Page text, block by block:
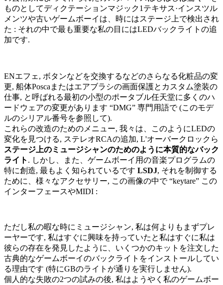
ものとしてディクテーションマジック1テキサス·インスツル
メンツや古いゲームボーイは、時にはステージ上で検出され
た : それの中で最も重要な私の目にはLEDバックライトの追
加です.
ENエフェ, ボタンなどを交換するなどのさらなる化粧品の変
更, 船体Poscaまたはエアブラシの画面保護とカスタム塗装の
仕事, と呼ばれる最初の小型のポータブル任天堂に多くのハ
ードウェアの変更があります “DMG” 専門用語で (このモデ
ルのシリアル番号を参照して).
これらの改造のためのメニュー, 我々は、このようにLEDの
変化を見つける, ステレオRCAの追加, L'オーバークロックら
ステージ上のミュージシャンのためのように本質的なバック
ライト . しかし、また、ゲームボーイ用の音楽プログラムの
特に創造, 最もよく知られているです LSDJ, それを制御する
ために、様々なアクセサリー, この画像の中で “keytare” この
インターフェースやMIDI :
ただし私の暇な時にミュージシャン, 私は何よりもまずプレ
ーヤーです, 私はすぐに興味を持っていたと私はすぐに私は
彼らの存在を発見したように、いくつかのキットを注文した
古典的なゲームボーイのバックライトをインストールしてい
る理由です (特にGBのライトが通りを実行しません).
個人的な失敗の2つの試みの後, 私はようやく私のゲームボー